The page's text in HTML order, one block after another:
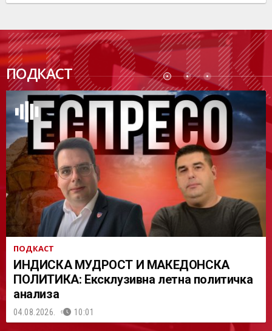
ПОДКАСТ
ПОДК
АСТ
ПОДКАСТ
ИНДИСКА МУДРОСТ И МАКЕДОНСКА
ПОЛИТИКА: Ексклузивна летна политичка
анализа
04.08.2026. 10:01